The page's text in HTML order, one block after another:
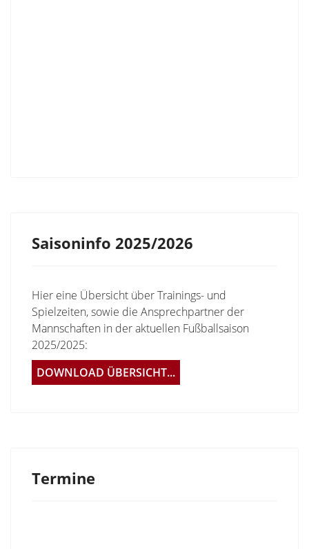
Saisoninfo 2025/2026
Hier eine Übersicht über Trainings- und
Spielzeiten, sowie die Ansprechpartner der
Mannschaften in der aktuellen Fußballsaison
2025/2025:
DOWNLOAD ÜBERSICHT...
Termine